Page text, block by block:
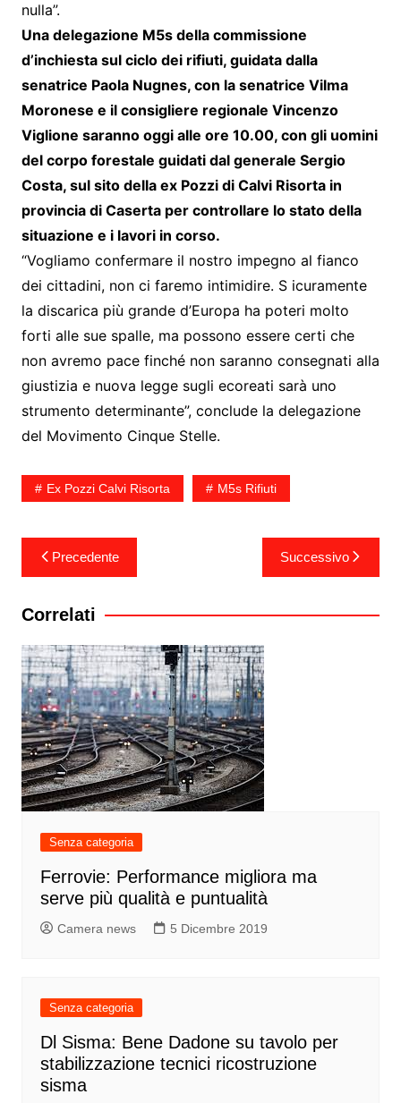
nulla”.
Una delegazione M5s della commissione
d’inchiesta sul ciclo dei rifiuti, guidata dalla
senatrice Paola Nugnes, con la senatrice Vilma
Moronese e il consigliere regionale Vincenzo
Viglione saranno oggi alle ore 10.00, con gli uomini
del corpo forestale guidati dal generale Sergio
Costa, sul sito della ex Pozzi di Calvi Risorta in
provincia di Caserta per controllare lo stato della
situazione e i lavori in corso.
“Vogliamo confermare il nostro impegno al fianco
dei cittadini, non ci faremo intimidire. S icuramente
la discarica più grande d’Europa ha poteri molto
forti alle sue spalle, ma possono essere certi che
non avremo pace finché non saranno consegnati alla
giustizia e nuova legge sugli ecoreati sarà uno
strumento determinante”, conclude la delegazione
del Movimento Cinque Stelle.
Ex Pozzi Calvi Risorta M5s Rifiuti
Navigazione
articoli
Precedente Successivo
Correlati
Senza categoria
Ferrovie: Performance migliora ma
serve più qualità e puntualità
Camera news 5 Dicembre 2019
Senza categoria
Dl Sisma: Bene Dadone su tavolo per
stabilizzazione tecnici ricostruzione
sisma